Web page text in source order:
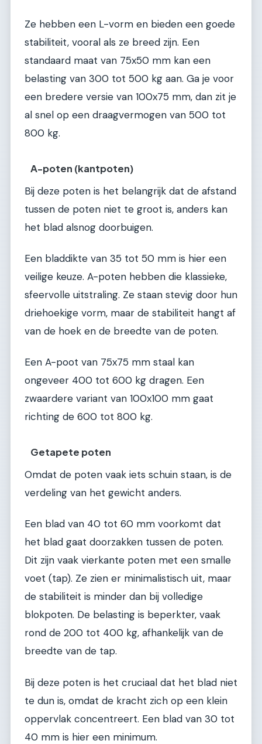
Ze hebben een L-vorm en bieden een goede
stabiliteit, vooral als ze breed zijn. Een
standaard maat van 75x50 mm kan een
belasting van 300 tot 500 kg aan. Ga je voor
een bredere versie van 100x75 mm, dan zit je
al snel op een draagvermogen van 500 tot
800 kg.
A-poten (kantpoten)
Bij deze poten is het belangrijk dat de afstand
tussen de poten niet te groot is, anders kan
het blad alsnog doorbuigen.
Een bladdikte van 35 tot 50 mm is hier een
veilige keuze. A-poten hebben die klassieke,
sfeervolle uitstraling. Ze staan stevig door hun
driehoekige vorm, maar de stabiliteit hangt af
van de hoek en de breedte van de poten.
Een A-poot van 75x75 mm staal kan
ongeveer 400 tot 600 kg dragen. Een
zwaardere variant van 100x100 mm gaat
richting de 600 tot 800 kg.
Getapete poten
Omdat de poten vaak iets schuin staan, is de
verdeling van het gewicht anders.
Een blad van 40 tot 60 mm voorkomt dat
het blad gaat doorzakken tussen de poten.
Dit zijn vaak vierkante poten met een smalle
voet (tap). Ze zien er minimalistisch uit, maar
de stabiliteit is minder dan bij volledige
blokpoten. De belasting is beperkter, vaak
rond de 200 tot 400 kg, afhankelijk van de
breedte van de tap.
Bij deze poten is het cruciaal dat het blad niet
te dun is, omdat de kracht zich op een klein
oppervlak concentreert. Een blad van 30 tot
40 mm is hier een minimum.